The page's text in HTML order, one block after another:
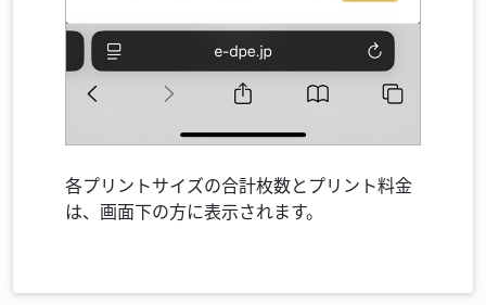
各プリントサイズの合計枚数とプリント料金
は、画面下の方に表示されます。